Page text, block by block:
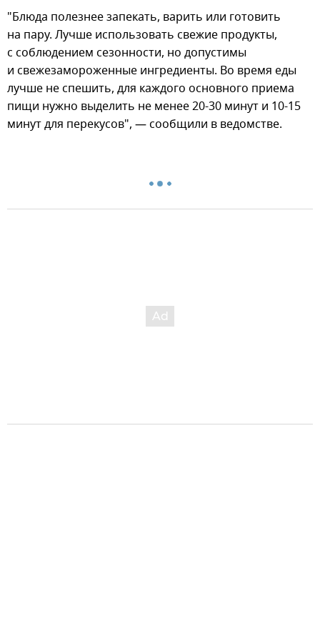
"Блюда полезнее запекать, варить или готовить
на пару. Лучше использовать свежие продукты,
с соблюдением сезонности, но допустимы
и свежезамороженные ингредиенты. Во время еды
лучше не спешить, для каждого основного приема
пищи нужно выделить не менее 20-30 минут и 10-15
минут для перекусов", — сообщили в ведомстве.